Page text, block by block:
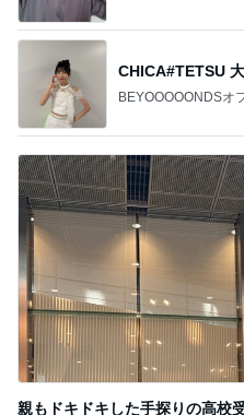
BEYOOOOONDSオ
親もドキドキした手探りの高校